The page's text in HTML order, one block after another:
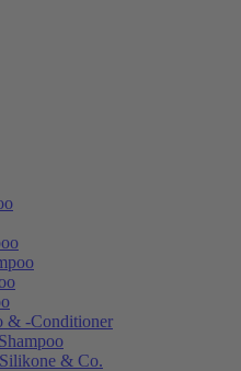
& -Conditioner
& Co.